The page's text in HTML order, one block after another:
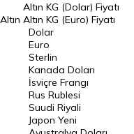
Dolar Kuru
Euro Kuru
Pound Kuru
Frank Kuru
Riyal Kuru
Avustralya Doları
Altın
Altın KG (Dolar) Fiyatı
Altın KG (Euro) Fiyatı
Dolar
Euro
Sterlin
Kanada Doları
İsviçre Frangı
Rus Rublesi
Suudi Riyali
Japon Yeni